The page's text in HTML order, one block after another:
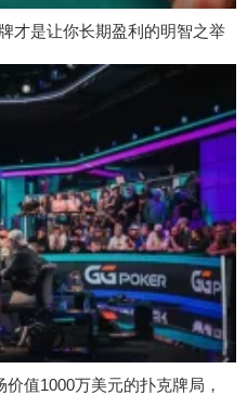
才是让你长期盈利的明智之举
价值1000万美元的扑克牌局，